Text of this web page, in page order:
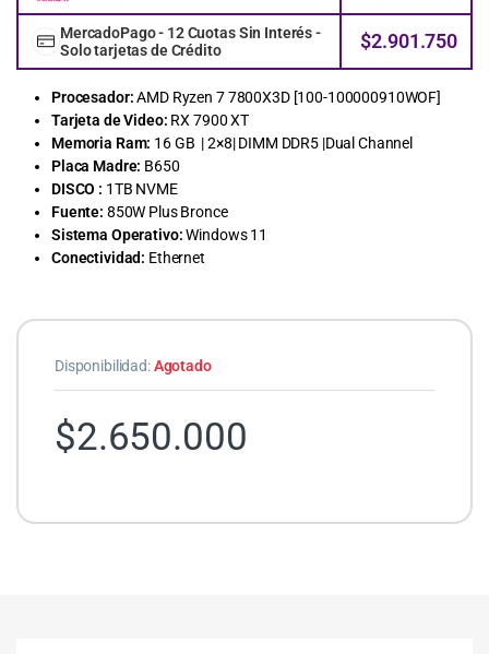
MercadoPago - 12 Cuotas Sin Interés -
Solo tarjetas de Crédito
$2.901.750
Procesador:AMD Ryzen 7 7800X3D [100-100000910WOF]
Tarjeta de Video: RX 7900 XT
Memoria Ram: 16 GB | 2×8| DIMM DDR5 |Dual Channel
Placa Madre: B650
DISCO : 1TB NVME
Fuente: 850W Plus Bronce
Sistema Operativo:Windows 11
Conectividad: Ethernet
Disponibilidad:Agotado
$2.650.000